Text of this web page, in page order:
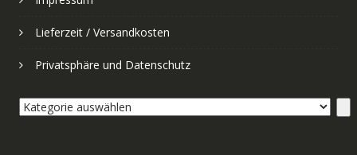
Lieferzeit / Versandkosten
Privatsphäre und Datenschutz
Kategorie